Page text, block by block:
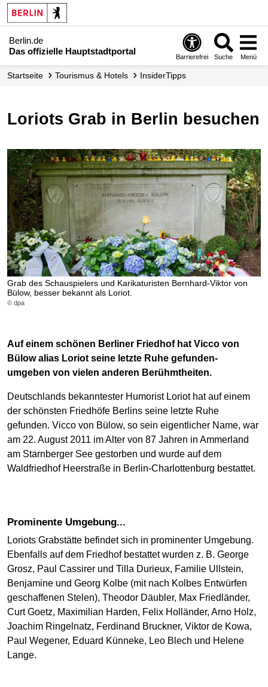
Berlin.de
Das offizielle Hauptstadtportal
Barrierefrei Suche Menü
Startseite Tourismus & Hotels InsiderTipps
Loriots Grab in Berlin besuchen
Grab des Schauspielers und Karikaturisten Bernhard-Viktor von
Bülow, besser bekannt als Loriot.
© dpa
Auf einem schönen Berliner Friedhof hat Vicco von
Bülow alias Loriot seine letzte Ruhe gefunden-
umgeben von vielen anderen Berühmtheiten.
Deutschlands bekanntester Humorist Loriot hat auf einem
der schönsten Friedhöfe Berlins seine letzte Ruhe
gefunden. Vicco von Bülow, so sein eigentlicher Name, war
am 22. August 2011 im Alter von 87 Jahren in Ammerland
am Starnberger See gestorben und wurde auf dem
Waldfriedhof Heerstraße in Berlin-Charlottenburg bestattet.
Prominente Umgebung...
Loriots Grabstätte befindet sich in prominenter Umgebung.
Ebenfalls auf dem Friedhof bestattet wurden z. B. George
Grosz, Paul Cassirer und Tilla Durieux, Familie Ullstein,
Benjamine und Georg Kolbe (mit nach Kolbes Entwürfen
geschaffenen Stelen), Theodor Däubler, Max Friedländer,
Curt Goetz, Maximilian Harden, Felix Holländer, Arno Holz,
Joachim Ringelnatz, Ferdinand Bruckner, Viktor de Kowa,
Paul Wegener, Eduard Künneke, Leo Blech und Helene
Lange.